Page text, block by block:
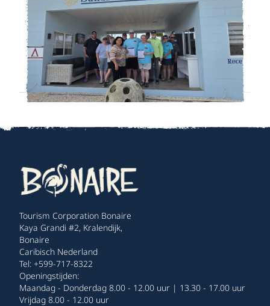
Tourism Corporation Bonaire
Kaya Grandi #2, Kralendijk,
Bonaire
Caribisch Nederland
Tel: +599-717-8322
Openingstijden:
Maandag - Donderdag 8.00 - 12.00 uur | 13.30 - 17.00 uur
Vrijdag 8.00 - 12.00 uur